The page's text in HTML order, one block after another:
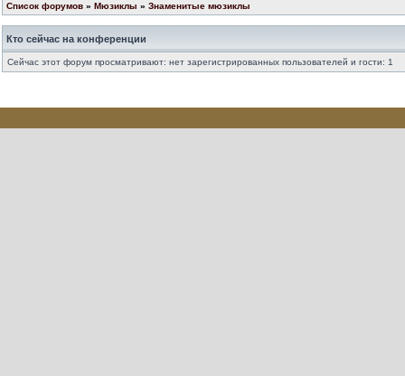
Список форумов » Мюзиклы » Знаменитые мюзиклы
Кто сейчас на конференции
Сейчас этот форум просматривают: нет зарегистрированных пользователей и гости: 1